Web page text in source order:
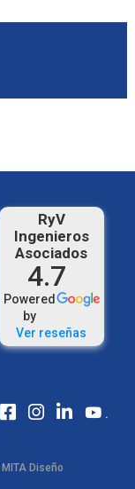
RyV
Ingenieros
Asociados
4.7
Powered
by
Ver reseñas
E
I
T
L
.
MITA Diseño